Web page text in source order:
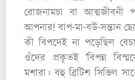
রোজনামচা বা
আপনার! বাপ-মা-বউ-সন্তান
কী বিপদেই না পড়েছিল
ওঁদের প্রকৃতই ‘বিপন্ন
মশারা। বহু ব্রিটিশ সিভিল